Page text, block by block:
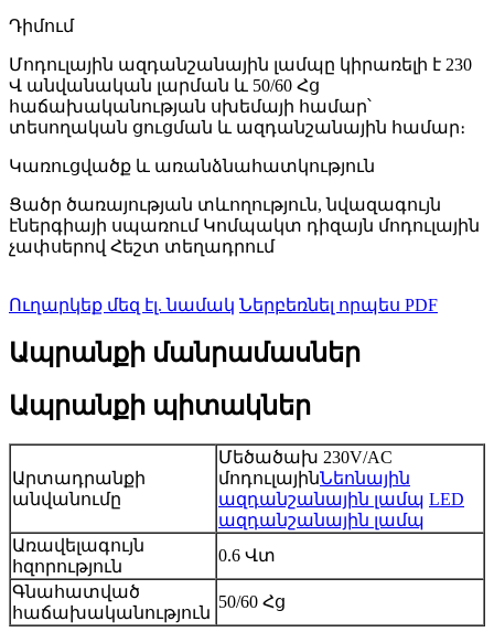
Դիմում
Մոդուլային ազդանշանային լամպը կիրառելի է 230
Վ անվանական լարման և 50/60 Հց
հաճախականության սխեմայի համար՝
տեսողական ցուցման և ազդանշանային համար։
Կառուցվածք և առանձնահատկություն
Ցածր ծառայության տևողություն, նվազագույն
էներգիայի սպառում Կոմպակտ դիզայն մոդուլային
չափսերով Հեշտ տեղադրում
Ուղարկեք մեզ էլ. նամակ Ներբեռնել որպես PDF
Ապրանքի մանրամասներ
Ապրանքի պիտակներ
Արտադրանքի
անվանումը
Մեծածախ 230V/AC
մոդուլայինՆեոնային
ազդանշանային լամպ LED
ազդանշանային լամպ
Առավելագույն
հզորություն
0.6 Վտ
Գնահատված
հաճախականություն
50/60 Հց